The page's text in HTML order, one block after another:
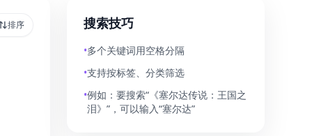
排序 搜索技巧
•多个关键词用空格分隔
•支持按标签、分类筛选
•例如：要搜索“《塞尔达传说：王国之
泪》”，可以输入“塞尔达”